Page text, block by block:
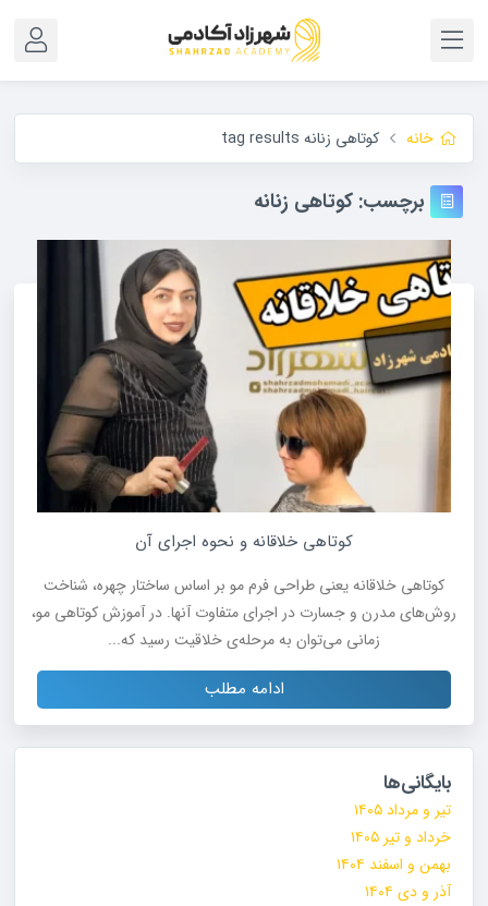
خانه کوتاهی زنانه tag results
برچسب:کوتاهی زنانه
کوتاهی خلاقانه و نحوه اجرای آن
کوتاهی خلاقانه یعنی طراحی فرم مو بر اساس ساختار چهره، شناخت
روش‌های مدرن و جسارت در اجرای متفاوت آنها. در آموزش کوتاهی مو،
زمانی می‌توان به مرحله‌ی خلاقیت رسید که...
ادامه مطلب
بایگانی‌ها
تیر و مرداد ۱۴۰۵
خرداد و تیر ۱۴۰۵
بهمن و اسفند ۱۴۰۴
آذر و دی ۱۴۰۴